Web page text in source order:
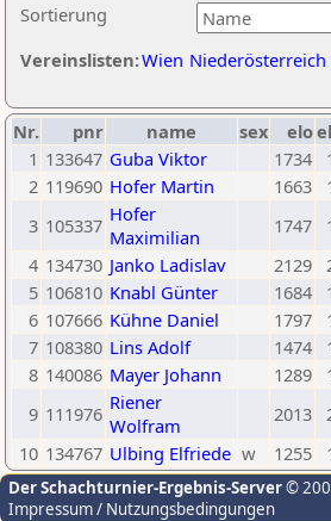
Sortierung
Vereinslisten:Wien Niederösterreich
Nr. pnr name sex elo
1 133647 Guba Viktor 1734
2 119690 Hofer Martin 1663
3 105337 Hofer
Maximilian
1747
4 134730 Janko Ladislav 2129
5 106810 Knabl Günter 1684
6 107666 Kühne Daniel 1797
7 108380 Lins Adolf 1474
8 140086 Mayer Johann 1289
9 111976 Riener
Wolfram
2013
10 134767 Ulbing Elfriede w 1255
Der Schachturnier-Ergebnis-Server©
Impressum / Nutzungsbedingungen